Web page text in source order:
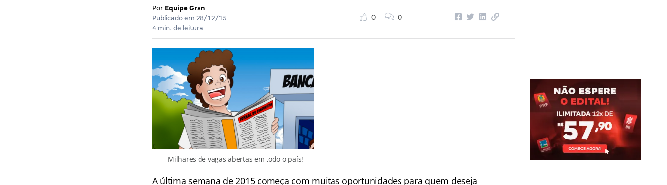
Por Equipe Gran
Publicado em 28/12/15
4 min. de leitura
0 0
Milhares de vagas abertas em todo o país!
A última semana de 2015 começa com muitas oportunidades para quem deseja